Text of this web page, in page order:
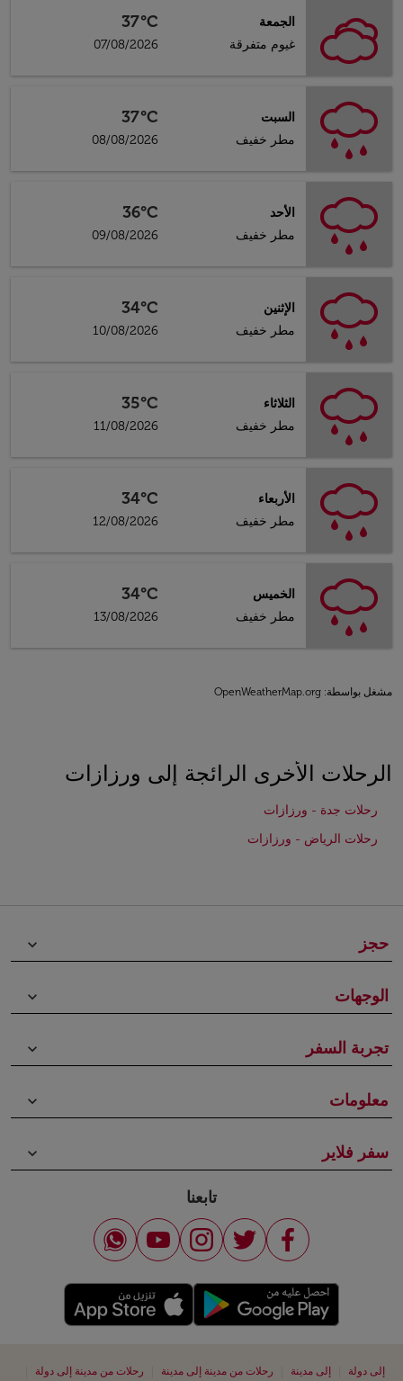
الجمعة
غيوم متفرقة
37°C
07/08/2026
السبت
مطر خفيف
37°C
08/08/2026
الأحد
مطر خفيف
36°C
09/08/2026
الإثنين
مطر خفيف
34°C
10/08/2026
الثلاثاء
مطر خفيف
35°C
11/08/2026
الأربعاء
مطر خفيف
34°C
12/08/2026
الخميس
مطر خفيف
34°C
13/08/2026
مشغل بواسطة: OpenWeatherMap.org
الرحلات الأخرى الرائجة إلى ورزازات
رحلات جدة - ورزازات
رحلات الرياض - ورزازات
حجز keyboard_arrow_down
الوجهات keyboard_arrow_down
تجربة السفر keyboard_arrow_down
معلومات keyboard_arrow_down
سفر فلاير keyboard_arrow_down
تابعنا
إلى دولة إلى مدينة رحلات من مدينة إلى مدينة رحلات من مدينة إلى دولة